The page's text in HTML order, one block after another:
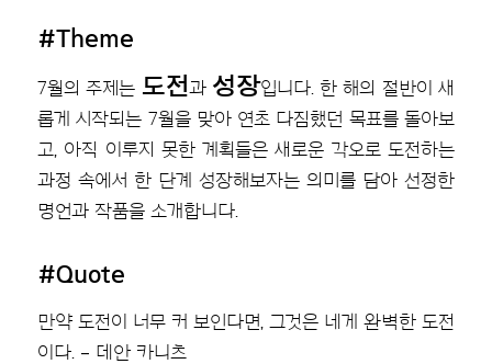
#Theme
7월의 주제는 도전과 성장입니다. 한 해의 절반이 새
롭게 시작되는 7월을 맞아 연초 다짐했던 목표를 돌아보
고, 아직 이루지 못한 계획들은 새로운 각오로 도전하는
과정 속에서 한 단계 성장해보자는 의미를 담아 선정한
명언과 작품을 소개합니다.
#Quote
만약 도전이 너무 커 보인다면, 그것은 네게 완벽한 도전
이다. – 데안 카니츠